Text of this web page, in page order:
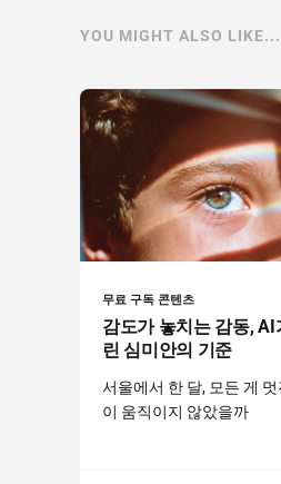
YOU MIGHT ALSO LIKE...
무료 구독 콘텐츠
감도가 놓치는 감동, AI
린 심미안의 기준
서울에서 한 달, 모든 게
이 움직이지 않았을까